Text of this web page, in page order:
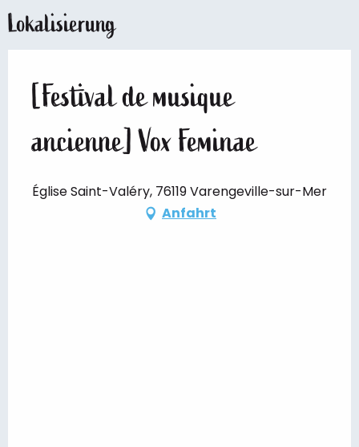
Lokalisierung
[Festival de musique
ancienne] Vox Feminae
Église Saint-Valéry, 76119 Varengeville-sur-Mer
Anfahrt